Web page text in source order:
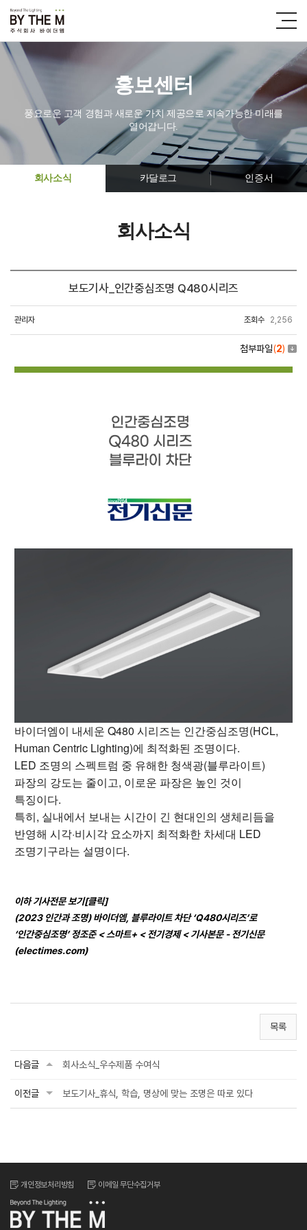
홍보센터
풍요로운 고객 경험과 새로운 가치 제공으로 지속가능한 미래를
열어갑니다.
회사소식 카달로그 인증서
회사소식
보도기사_인간중심조명 Q480시리즈
관리자 조회수 2,256
첨부파일(2)
바이더엠이 내세운 Q480 시리즈는 인간중심조명(HCL,
Human Centric Lighting)에 최적화된 조명이다.
LED 조명의 스펙트럼 중 유해한 청색광(블루라이트)
파장의 강도는 줄이고, 이로운 파장은 높인 것이
특징이다.
특히, 실내에서 보내는 시간이 긴 현대인의 생체리듬을
반영해 시각·비시각 요소까지 최적화한 차세대 LED
조명기구라는 설명이다.
이하 기사전문 보기[클릭]
(2023 인간과 조명) 바이더엠, 블루라이트 차단 ‘Q480시리즈’로
‘인간중심조명’ 정조준 < 스마트+ < 전기경제 < 기사본문 - 전기신문
(electimes.com)
목록
다음글 회사소식_우수제품 수여식
이전글 보도기사_휴식, 학습, 명상에 맞는 조명은 따로 있다
개인정보처리방침 이메일 무단수집거부